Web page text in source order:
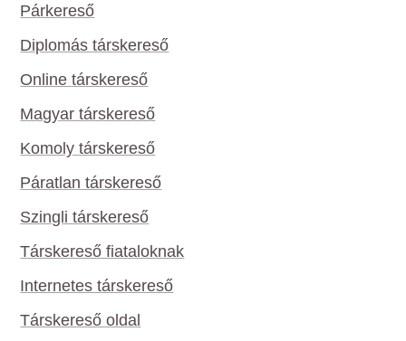
Párkereső
Diplomás társkereső
Online társkereső
Magyar társkereső
Komoly társkereső
Páratlan társkereső
Szingli társkereső
Társkereső fiataloknak
Internetes társkereső
Társkereső oldal